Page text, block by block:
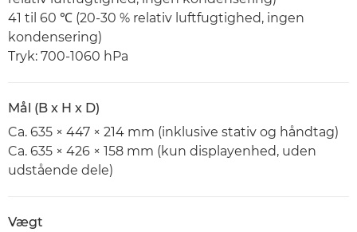
41 til 60 ℃ (20-30 % relativ luftfugtighed, ingen
kondensering)
Tryk: 700-1060 hPa
Mål (B x H x D)
Ca. 635 × 447 × 214 mm (inklusive stativ og håndtag)
Ca. 635 × 426 × 158 mm (kun displayenhed, uden
udstående dele)
Vægt